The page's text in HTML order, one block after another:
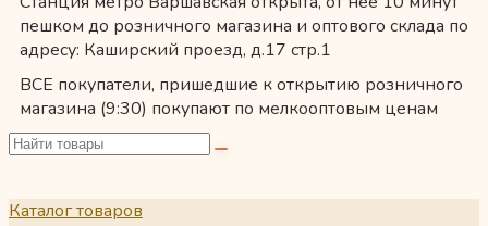
пешком до розничного магазина и оптового склада по
адресу: Каширский проезд, д.17 стр.1
ВСЕ покупатели, пришедшие к открытию розничного
магазина (9:30) покупают по мелкооптовым ценам
Каталог товаров